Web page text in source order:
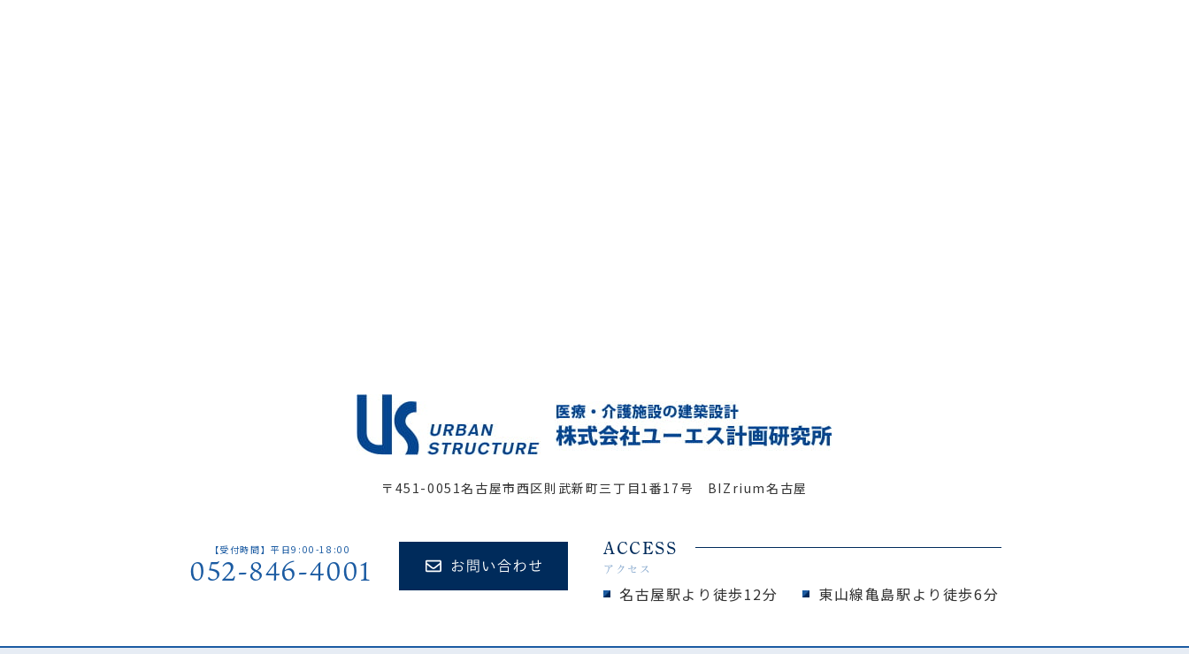
〒451-0051名古屋市西区則武新町三丁目1番17号 BIZrium名古屋
【受付時間】平日9:00-18:00
052-846-4001
ACCESS
アクセス
名古屋駅より徒歩12分 東山線亀島駅より徒歩6分